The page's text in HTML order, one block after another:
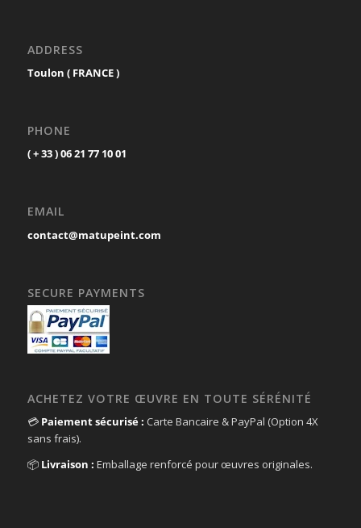
ADDRESS
Toulon ( FRANCE )
PHONE
( + 33 ) 06 21 77 10 01
EMAIL
contact@matupeint.com
SECURE PAYMENTS
ACHETEZ VOTRE ŒUVRE EN TOUTE SÉRÉNITÉ
💳 Paiement sécurisé : Carte Bancaire & PayPal (Option 4X
sans frais).
📦 Livraison : Emballage renforcé pour œuvres originales.